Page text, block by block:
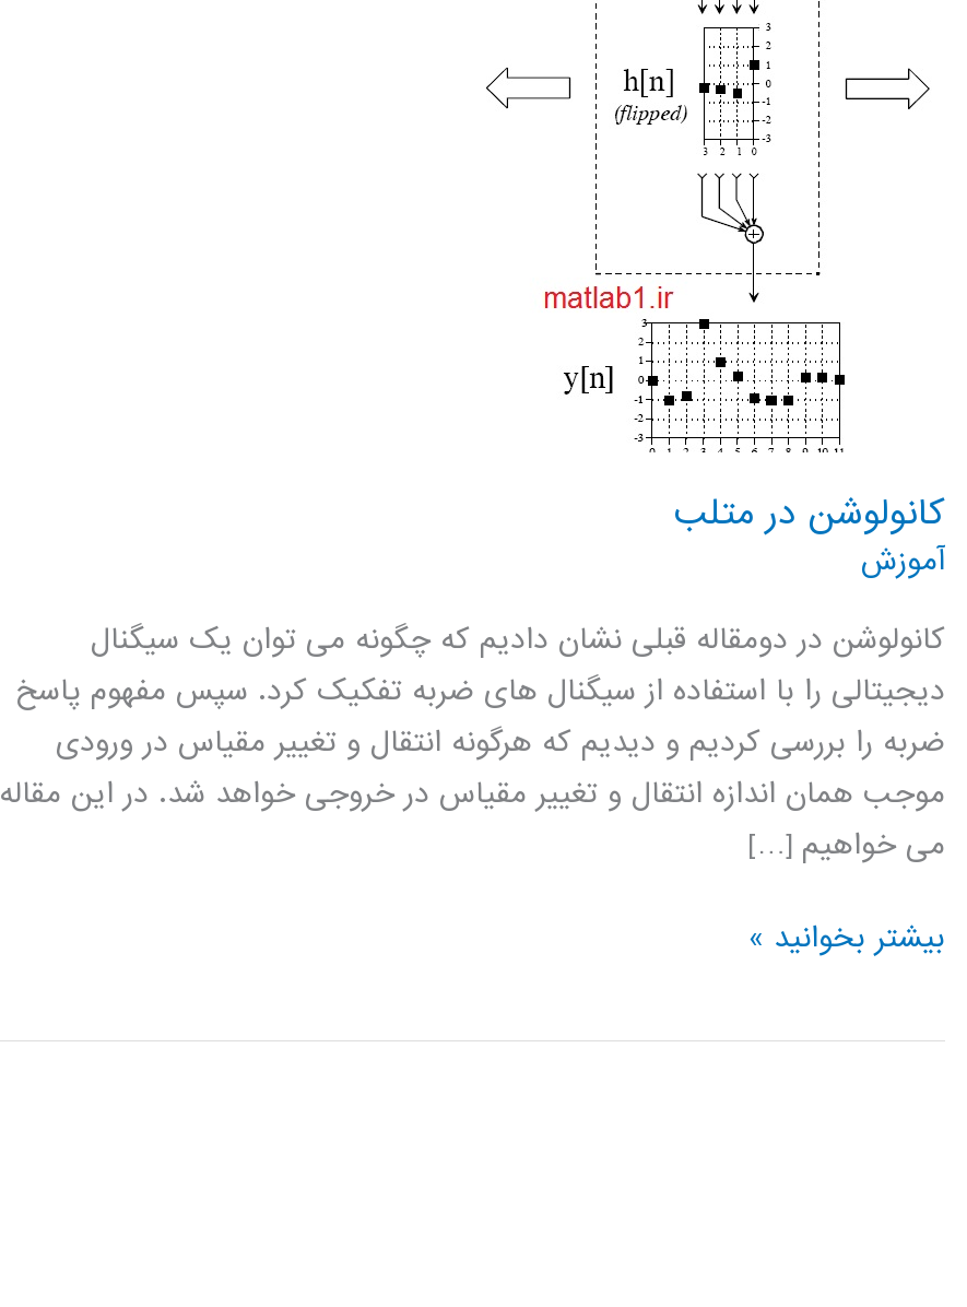
کانولوشن در متلب
آموزش
کانولوشن در دومقاله قبلی نشان دادیم که چگونه می توان یک سیگنال
دیجیتالی را با استفاده از سیگنال های ضربه تفکیک کرد. سپس مفهوم پاسخ
ضربه را بررسی کردیم و دیدیم که هرگونه انتقال و تغییر مقیاس در ورودی
موجب همان اندازه انتقال و تغییر مقیاس در خروجی خواهد شد. در این مقاله
می خواهیم […]
کانولوشن
متلب
بیشتر بخوانید »